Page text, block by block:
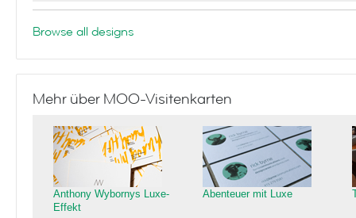
Browse all designs
Mehr über MOO-Visitenkarten
Anthony Wybornys Luxe-
Effekt
Abenteuer mit Luxe